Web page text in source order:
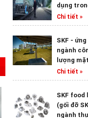
dụng
Chi tiết »
SKF -
ngành
lượng
Chi tiết »
SKF food
(gối đỡ
ngành